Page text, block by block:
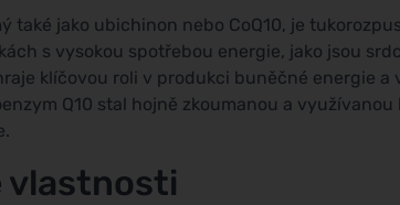
také jako ubichinon nebo CoQ10, je
s vysokou spotřebou energie, jako jsou
klíčovou roli v produkci buněčné energie a
Q10 stal hojně zkoumanou a
vlastnosti